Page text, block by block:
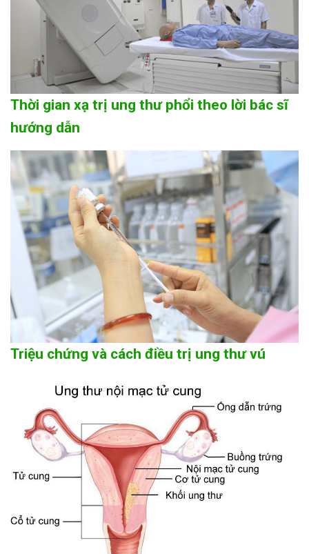
Thời gian xạ trị ung thư phổi theo lời bác sĩ
hướng dẫn
Triệu chứng và cách điều trị ung thư vú